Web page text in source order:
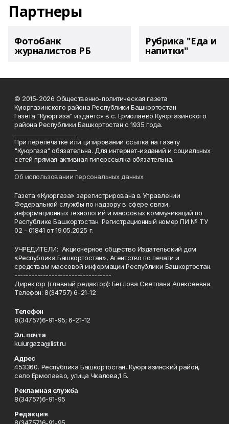
Партнеры
Фотобанк
журналистов РБ
Рубрика "Еда и
напитки"
© 2015-2026 Общественно-политическая газета
Куюргазинского района Республики Башкортостан
Газета "Куюргаза" издается в с. Ермолаево Куюргазинского
района Республики Башкортостан с 1935 года.
При перепечатке или цитировании ссылка на газету
"Куюргаза" обязательна. Для интернет-изданий и социальных
сетей прямая активная гиперссылка обязательна.
Об использовании персональных данных
Газета «Куюргаза» зарегистрирована в Управлении
Федеральной службы по надзору в сфере связи,
информационных технологий и массовых коммуникаций по
Республике Башкортостан. Регистрационный номер ПИ № ТУ
02 - 01841 от 19.05.2025 г.
УЧРЕДИТЕЛИ: Акционерное общество Издательский дом
«Республика Башкортостан», Агентство по печати и
средствам массовой информации Республики Башкортостан.
----------------------------------
Директор (главный редактор): Беглова Светлана Алексеевна.
Телефон: 8(34757) 6-21-12
Телефон
8(34757)6-91-95; 6-21-12
Эл. почта
kuiurgaza@list.ru
Адрес
453360, Республика Башкортостан, Куюргазинский район,
село Ермолаево, улица Чкалова,1 Б.
Рекламная служба
8(34757)6-91-95
Редакция